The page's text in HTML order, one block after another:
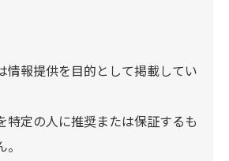
情報提供を目的として掲載してい
特定の人に推奨または保証するも